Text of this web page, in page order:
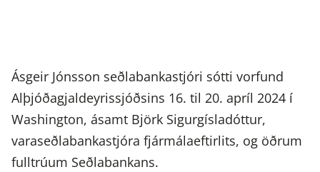
Ásgeir Jónsson seðlabankastjóri sótti vorfund
Alþjóðagjaldeyrissjóðsins 16. til 20. apríl 2024 í
Washington, ásamt Björk Sigurgísladóttur,
varaseðlabankastjóra fjármálaeftirlits, og öðrum
fulltrúum Seðlabankans.